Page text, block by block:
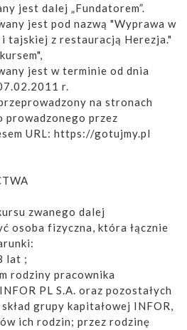
jest dalej „Fundatorem”.
jest pod nazwą "Wyprawa w
tajskiej z restauracją Herezja."
jest w terminie od dnia
r.
na stronach
przez
URL: https://gotujmy.pl
zwanego dalej
osoba fizyczna, która łącznie
lat ;
rodziny pracownika
PL S.A. oraz pozostałych
grupy kapitałowej INFOR,
ich rodzin; przez rodzinę